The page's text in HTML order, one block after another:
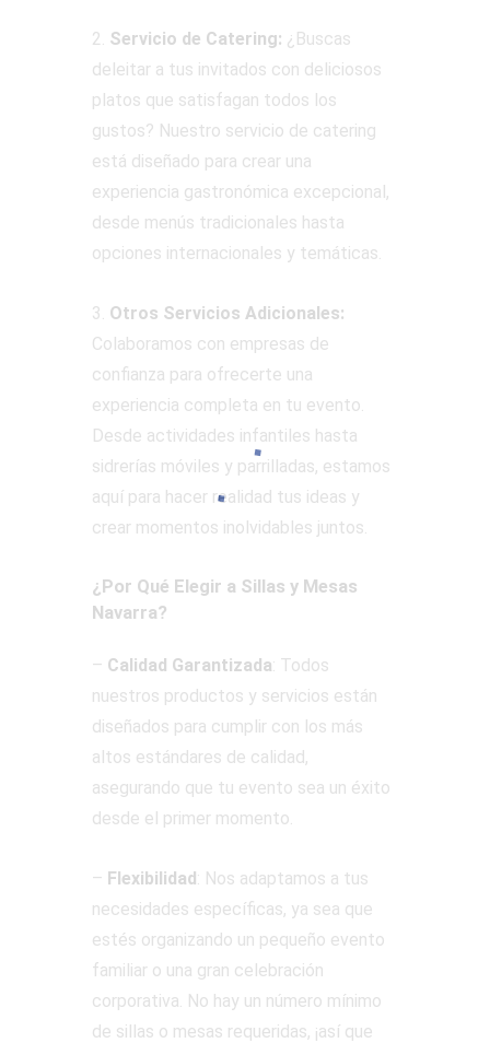
2. Servicio de Catering: ¿Buscas
deleitar a tus invitados con deliciosos
platos que satisfagan todos los
gustos? Nuestro servicio de catering
está diseñado para crear una
experiencia gastronómica excepcional,
desde menús tradicionales hasta
opciones internacionales y temáticas.
3. Otros Servicios Adicionales:
Colaboramos con empresas de
confianza para ofrecerte una
experiencia completa en tu evento.
Desde actividades infantiles hasta
sidrerías móviles y parrilladas, estamos
aquí para hacer realidad tus ideas y
crear momentos inolvidables juntos.
¿Por Qué Elegir a Sillas y Mesas
Navarra?
– Calidad Garantizada: Todos
nuestros productos y servicios están
diseñados para cumplir con los más
altos estándares de calidad,
asegurando que tu evento sea un éxito
desde el primer momento.
– Flexibilidad: Nos adaptamos a tus
necesidades específicas, ya sea que
estés organizando un pequeño evento
familiar o una gran celebración
corporativa. No hay un número mínimo
de sillas o mesas requeridas, ¡así que